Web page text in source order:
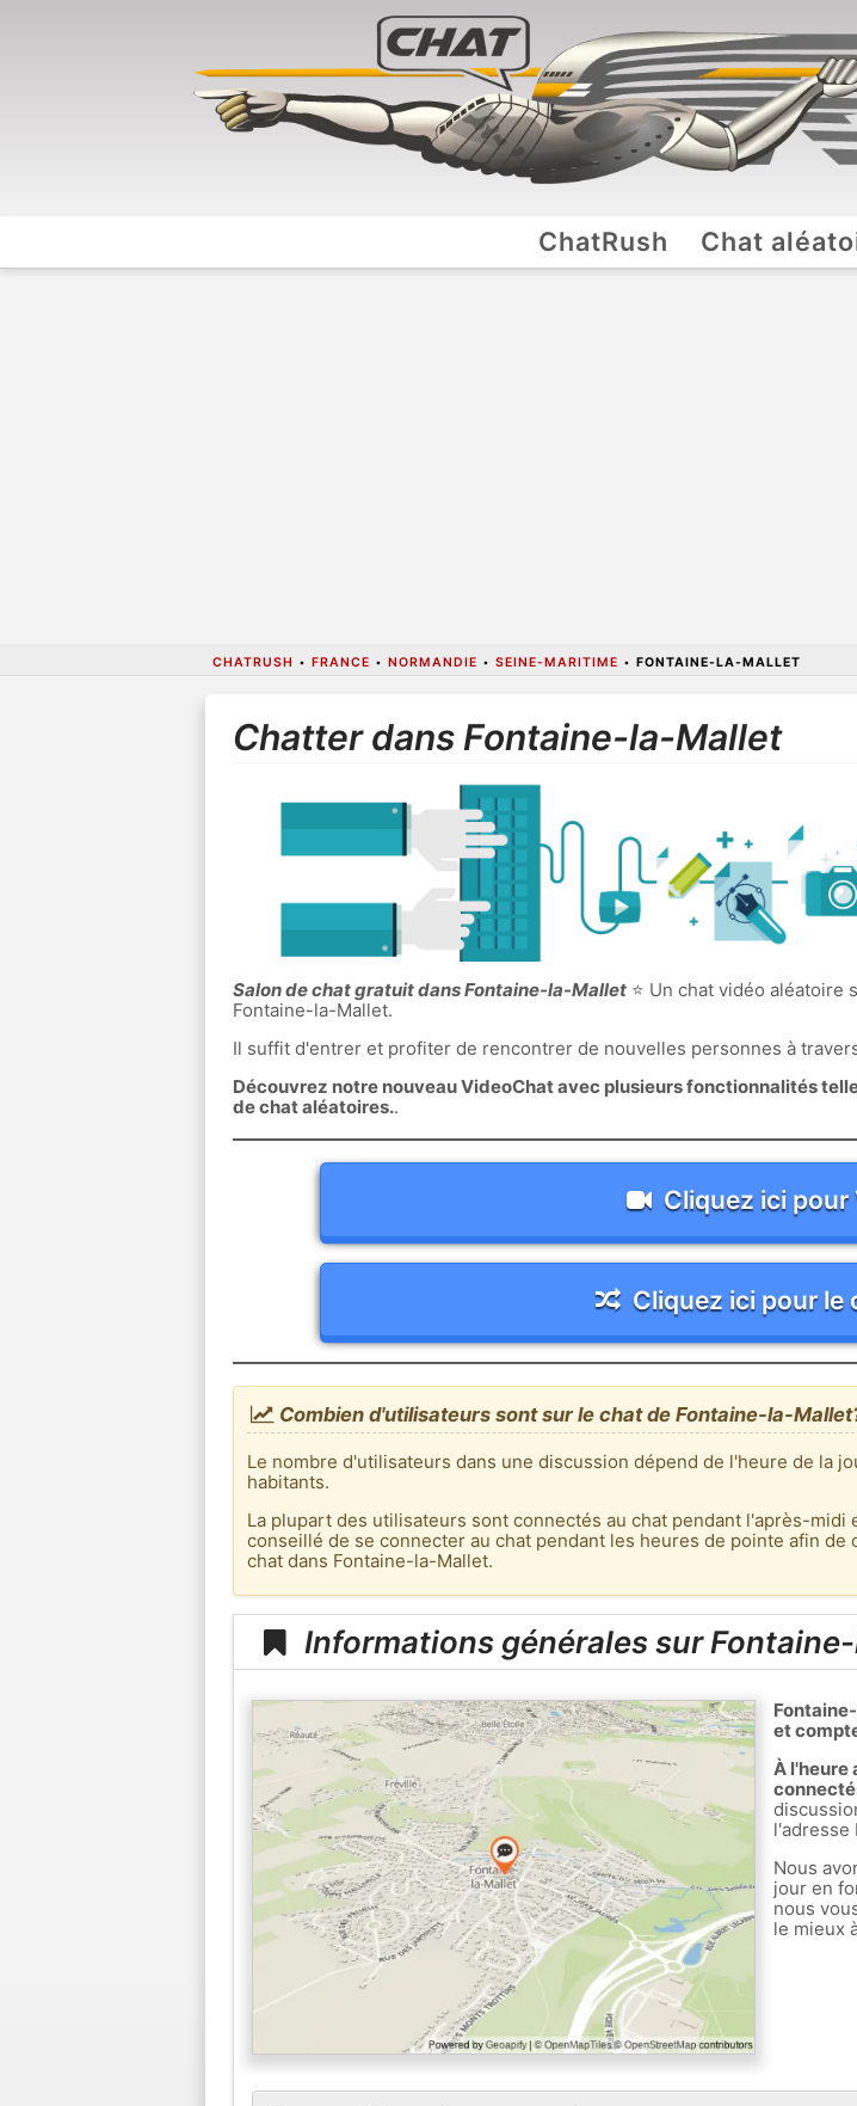
ChatRush Chat
CHATRUSH • FRANCE • NORMANDIE • SEINE-MARITIME • FONTAINE-LA-MALLET
Chatter dans Fontaine-la-Mallet
Salon de chat gratuit dans Fontaine-la-Mallet⭐ Un chat vidéo aléatoire
Fontaine-la-Mallet.
Il suffit d'entrer et profiter de rencontrer de nouvelles personnes à
Découvrez notre nouveau VideoChat avec plusieurs fonctionnalités
de chat aléatoires..
Cliquez ici pour
Cliquez ici pour le
Combien d'utilisateurs sont sur le chat de Fontaine-la-
Le nombre d'utilisateurs dans une discussion dépend de l'heure de la
habitants.
La plupart des utilisateurs sont connectés au chat pendant l'après-
conseillé de se connecter au chat pendant les heures de pointe afin
chat dans Fontaine-la-Mallet.
Informations générales sur
et
À l'heure
l'adresse
Nous
jour en
nous
le mieux